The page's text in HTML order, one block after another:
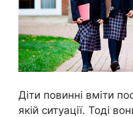
Діти повинні вміти
якій ситуації. Тоді